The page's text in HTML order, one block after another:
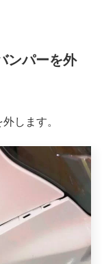
ンパーを外
します。